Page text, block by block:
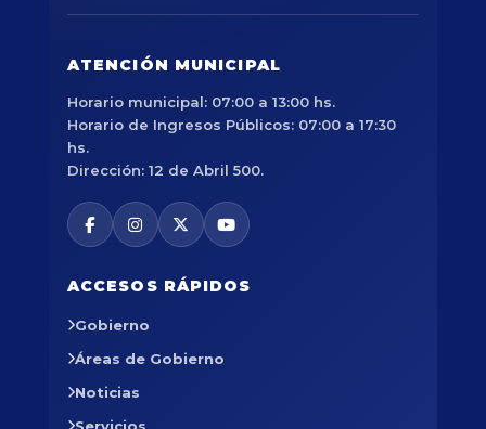
ATENCIÓN MUNICIPAL
Horario municipal: 07:00 a 13:00 hs.
Horario de Ingresos Públicos: 07:00 a 17:30
hs.
Dirección: 12 de Abril 500.
ACCESOS RÁPIDOS
Gobierno
Áreas de Gobierno
Noticias